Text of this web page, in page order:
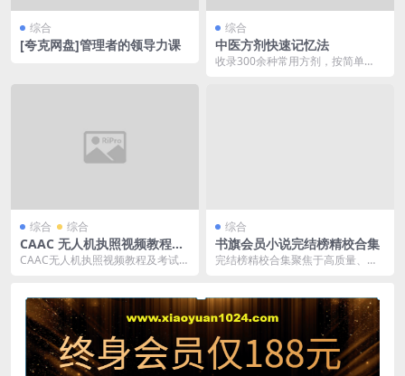
综合
[夸克网盘]管理者的领导力课
综合
中医方剂快速记忆法
收录300余种常用方剂，按简单
综合 综合
CAAC 无人机执照视频教程及
考试理论题库
CAAC无人机执照视频教程及考试理
综合
书旗会员小说完结榜精校合集
完结榜精校合集聚焦于高质量、无